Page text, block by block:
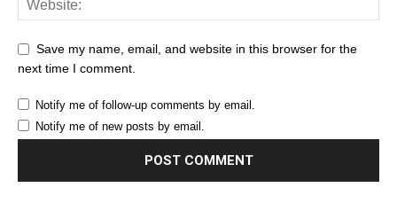
Save my name, email, and website in this browser for the
next time I comment.
Notify me of follow-up comments by email.
Notify me of new posts by email.